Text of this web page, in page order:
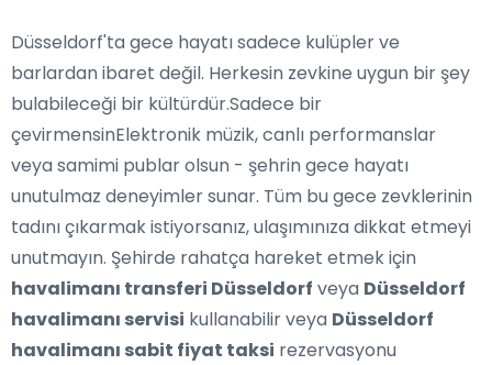
Düsseldorf'ta gece hayatı sadece kulüpler ve
barlardan ibaret değil. Herkesin zevkine uygun bir şey
bulabileceği bir kültürdür.Sadece bir
çevirmensinElektronik müzik, canlı performanslar
veya samimi publar olsun - şehrin gece hayatı
unutulmaz deneyimler sunar. Tüm bu gece zevklerinin
tadını çıkarmak istiyorsanız, ulaşımınıza dikkat etmeyi
unutmayın. Şehirde rahatça hareket etmek için
havalimanı transferi Düsseldorf veya Düsseldorf
havalimanı servisi kullanabilir veya Düsseldorf
havalimanı sabit fiyat taksi rezervasyonu